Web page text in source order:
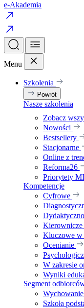
e-Akademia
Menu
Szkolenia
Powrót
Nasze szkolenia
Zobacz
Nowości
Bestsellery
Stacjonarne
Online z
Reforma26
Priorytety
Kompetencje
Cyfrowe
Kierownicze
Kluczowe w
Ocenianie
W zakresie
Wyniki
Segment
Szkoła